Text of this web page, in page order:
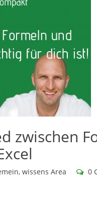
zwischen
, wissens Area 0